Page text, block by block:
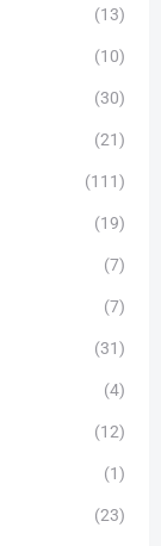
(13)
(10)
(30)
(21)
(111)
(19)
(7)
(7)
(31)
(4)
(12)
(1)
(23)